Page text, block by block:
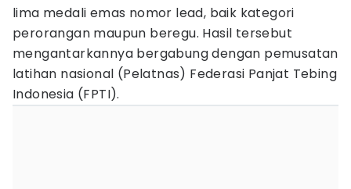
lima medali emas nomor lead, baik kategori
perorangan maupun beregu. Hasil tersebut
mengantarkannya bergabung dengan pemusatan
latihan nasional (Pelatnas) Federasi Panjat Tebing
Indonesia (FPTI).